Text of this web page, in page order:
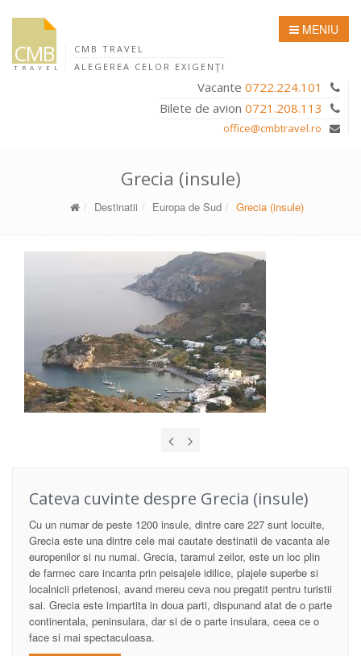
MENIU
CMB
TRAVEL
CMB TRAVEL
ALEGEREA CELOR EXIGENŢI
Vacante 0722.224.101
Bilete de avion 0721.208.113
office@cmbtravel.ro
Grecia (insule)
Destinatii Europa de Sud Grecia (insule)
Cateva cuvinte despre Grecia (insule)
Cu un numar de peste 1200 insule, dintre care 227 sunt locuite,
Grecia este una dintre cele mai cautate destinatii de vacanta ale
europenilor si nu numai. Grecia, taramul zeilor, este un loc plin
de farmec care incanta prin peisajele idilice, plajele superbe si
localnicii prietenosi, avand mereu ceva nou pregatit pentru turistii
sai. Grecia este impartita in doua parti, dispunand atat de o parte
continentala, peninsulara, dar si de o parte insulara, ceea ce o
face si mai spectaculoasa.